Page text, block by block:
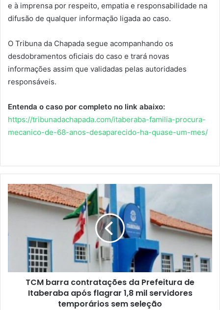
e à imprensa por respeito, empatia e responsabilidade na
difusão de qualquer informação ligada ao caso.
O Tribuna da Chapada segue acompanhando os
desdobramentos oficiais do caso e trará novas
informações assim que validadas pelas autoridades
responsáveis.
Entenda o caso por completo no link abaixo:
https://tribunadachapada.com/itaberaba-familia-procura-
mecanico-de-68-anos-desaparecido-ha-quase-um-mes/
TCM
barra
contratações
Itaberaba
flagrar
TCM barra contratações da Prefeitura de
Itaberaba após flagrar 1,8 mil servidores
temporários sem seleção